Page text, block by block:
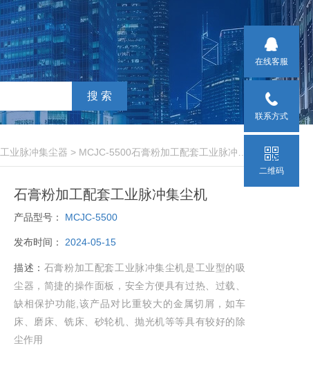
工业脉冲集尘器 > MCJC-5500石膏粉加工配套工业脉冲集尘机
石膏粉加工配套工业脉冲集尘机
产品型号： MCJC-5500
发布时间： 2024-05-15
描述： 石膏粉加工配套工业脉冲集尘机是工业型的吸
尘器，简捷的操作面板，安全方便具有过热、过载、
缺相保护功能,该产品对比重较大的金属切屑，如车
床、磨床、铣床、砂轮机、抛光机等等具有较好的除
尘作用
在线客服
联系方式
二维码